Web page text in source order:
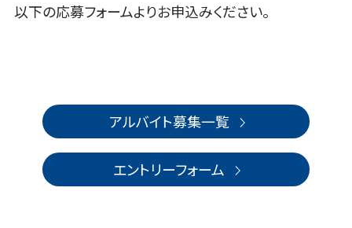
以下の応募フォームよりお申込みください。
アルバイト募集一覧
エントリーフォーム